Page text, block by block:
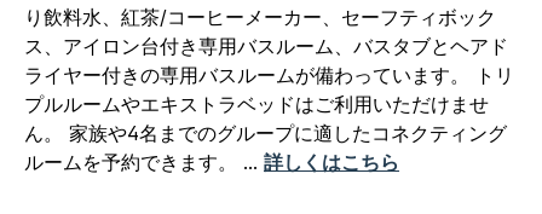
り飲料水、紅茶/コーヒーメーカー、セーフティボック
ス、アイロン台付き専用バスルーム、バスタブとヘアド
ライヤー付きの専用バスルームが備わっています。 トリ
プルルームやエキストラベッドはご利用いただけませ
ん。 家族や4名までのグループに適したコネクティング
ルームを予約できます。
... 詳しくはこちら